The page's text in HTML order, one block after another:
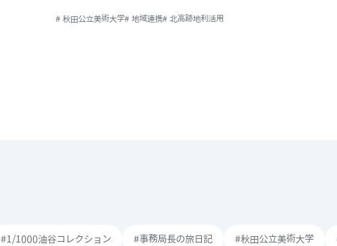
# 秋田公立美術大学# 地域連携# 北高跡地利活用
#1/1000油谷コレクション #事務局長の旅日記 #秋田公立美術大学